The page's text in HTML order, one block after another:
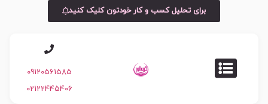
برای تحلیل کسب و کار خودتون کلیک کنید
09120561585
02122445406